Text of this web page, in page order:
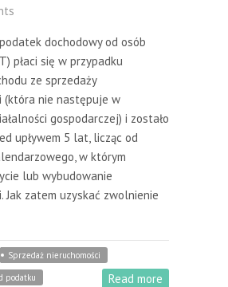
dochodowy od osób
płaci się w przypadku
ze sprzedaży
(która nie następuje w
gospodarczej) i zostało
upływem 5 lat, licząc od
w którym
lub wybudowanie
Jak zatem uzyskać zwolnienie
Sprzedaż nieruchomości
podatku
Read more